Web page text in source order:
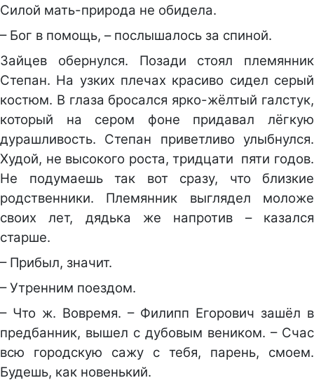
Силой мать-природа не обидела.
– Бог в помощь, – послышалось за спиной.
Зайцев обернулся. Позади стоял племянник
Степан. На узких плечах красиво сидел серый
костюм. В глаза бросался ярко-жёлтый галстук,
который на сером фоне придавал лёгкую
дурашливость. Степан приветливо улыбнулся.
Худой, не высокого роста, тридцати пяти годов.
Не подумаешь так вот сразу, что близкие
родственники. Племянник выглядел моложе
своих лет, дядька же напротив – казался
старше.
– Прибыл, значит.
– Утренним поездом.
– Что ж. Вовремя. – Филипп Егорович зашёл в
предбанник, вышел с дубовым веником. – Счас
всю городскую сажу с тебя, парень, смоем.
Будешь, как новенький.